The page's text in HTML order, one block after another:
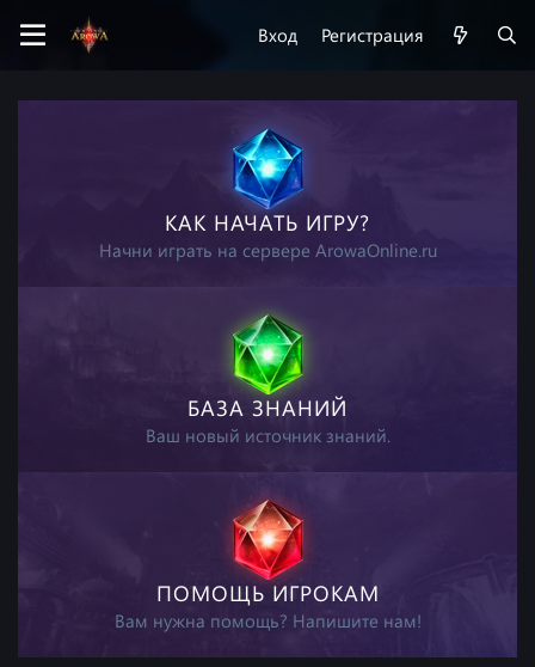
Вход Регистрация
КАК НАЧАТЬ ИГРУ?
Начни играть на сервере ArowaOnline.ru
БАЗА ЗНАНИЙ
Ваш новый источник знаний.
ПОМОЩЬ ИГРОКАМ
Вам нужна помощь? Напишите нам!